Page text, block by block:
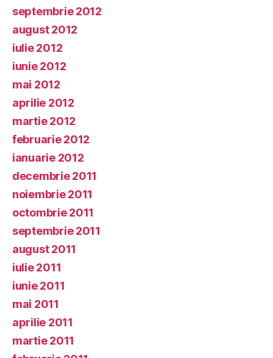
septembrie 2012
august 2012
iulie 2012
iunie 2012
mai 2012
aprilie 2012
martie 2012
februarie 2012
ianuarie 2012
decembrie 2011
noiembrie 2011
octombrie 2011
septembrie 2011
august 2011
iulie 2011
iunie 2011
mai 2011
aprilie 2011
martie 2011